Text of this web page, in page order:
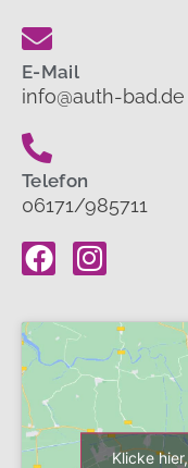
E-Mail
info@auth-bad.de
Telefon
06171/985711
Klicke